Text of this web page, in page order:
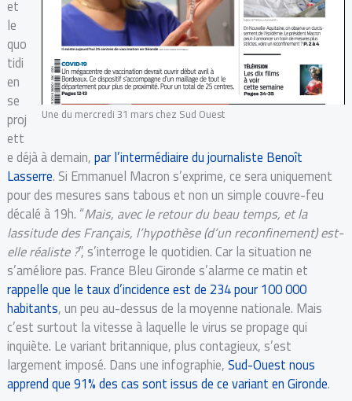
Une du mercredi 31 mars chez Sud Ouest
et
le
quo
tidi
en
se
proj
ett
e déjà à demain,par l’intermédiaire du journaliste Benoît
Lasserre. Si Emmanuel Macron s’exprime, ce sera uniquement
pour des mesures sans tabous et non un simple couvre-feu
décalé à 19h. “Mais, avec le retour du beau temps, et la
lassitude des Français, l’hypothèse (d’un reconfinement) est-
elle réaliste ?”, s’interroge le quotidien. Car la situation ne
s’améliore pas. France Bleu Gironde s’alarme ce matin et
rappelle que le taux d’incidence est de 234 pour 100 000
habitants, un peu au-dessus de la moyenne nationale. Mais
c’est surtout la vitesse à laquelle le virus se propage qui
inquiète. Le variant britannique, plus contagieux, s’est
largement imposé. Dans une infographie,Sud-Ouest nous
apprend que 91% des cas sont issus de ce variant en Gironde.